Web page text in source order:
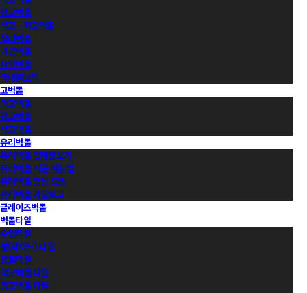
청고벽돌
백고ㆍ회고벽돌
컬러벽돌
가공벽돌
유약벽돌
국내롱브릭
고벽돌
적고벽돌
청고벽돌
백고벽돌
유리벽돌
유리벽돌 전제품보기
유리벽돌 시공 매뉴얼
유리벽돌 영상 모음
유리벽돌 카달로그
글레이즈벽돌
벽돌타일
수입타일
롱(와이드) 타일
점토타일
적고벽돌 타일
청고벽돌 타일